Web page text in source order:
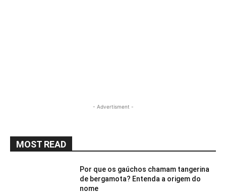
- Advertisment -
MOST READ
Por que os gaúchos chamam tangerina
de bergamota? Entenda a origem do
nome